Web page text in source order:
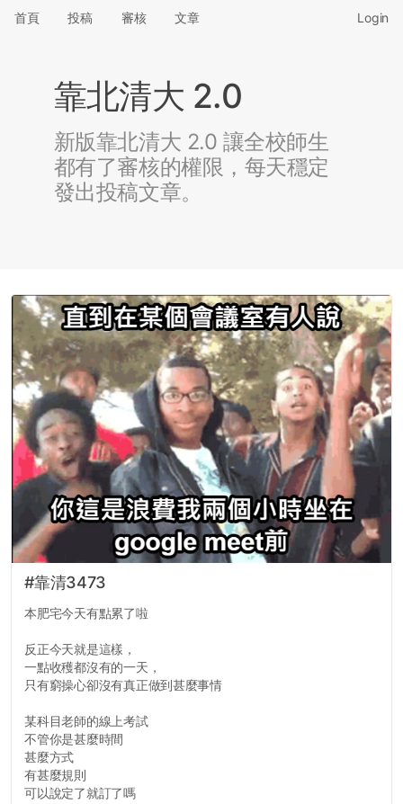
首頁 投稿 審核 文章 Login
靠北清大 2.0
新版靠北清大 2.0 讓全校師生
都有了審核的權限，每天穩定
發出投稿文章。
#靠清3473
本肥宅今天有點累了啦
反正今天就是這樣，
一點收穫都沒有的一天，
只有窮操心卻沒有真正做到甚麼事情
某科目老師的線上考試
不管你是甚麼時間
甚麼方式
有甚麼規則
可以說定了就訂了嗎